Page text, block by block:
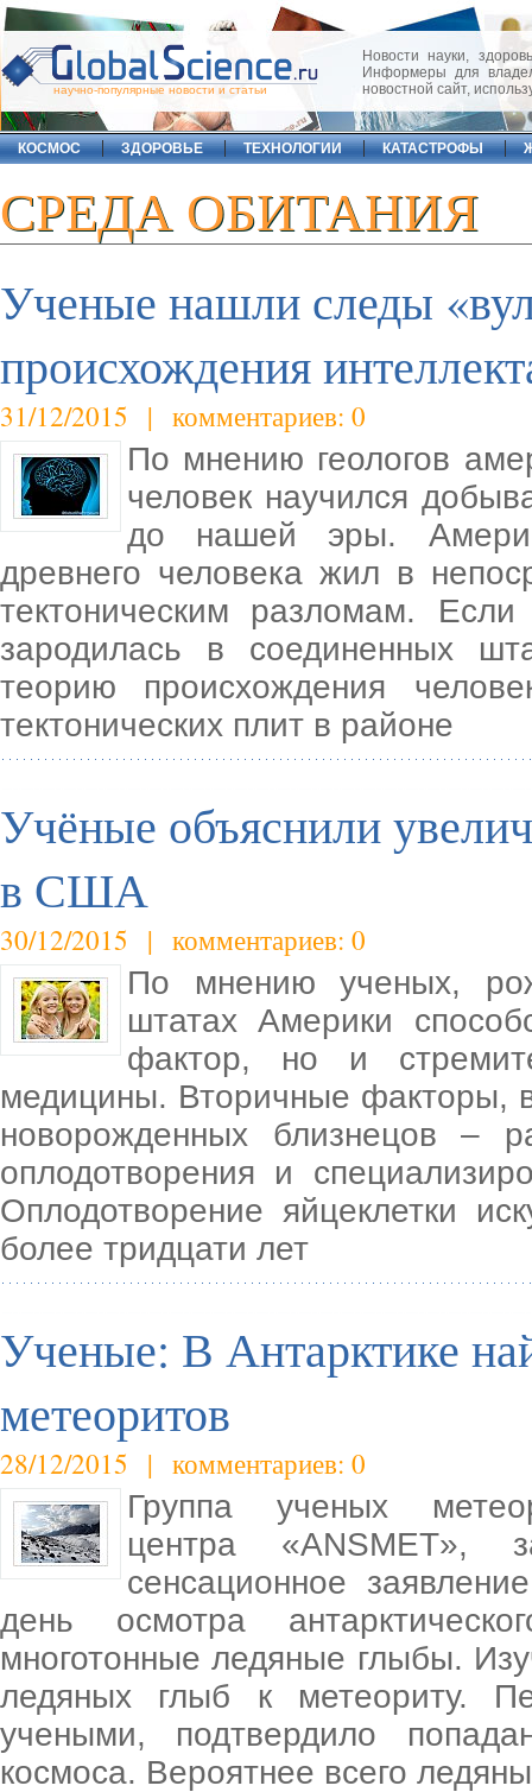
научно-популярные новости и статьи
Новости науки,
Информеры для
новостной сайт,
КОСМОС ЗДОРОВЬЕ ТЕХНОЛОГИИ КАТАСТРОФЫ
СРЕДА ОБИТАНИЯ
Ученые нашли следы
происхождения
31/12/2015 | комментариев: 0
По мнению геологов
человек научился
до нашей эры.
древнего человека жил в
тектоническим разломам.
зародилась в соединенных
теорию происхождения
тектонических плит в районе
Учёные объяснили
в США
30/12/2015 | комментариев: 0
По мнению ученых,
штатах Америки
фактор, но и
медицины. Вторичные факторы,
новорожденных близнецов –
оплодотворения и
Оплодотворение яйцеклетки
более тридцати лет
Ученые: В Антарктике
метеоритов
28/12/2015 | комментариев: 0
Группа ученых
центра «ANSMET»,
сенсационное
день осмотра
многотонные ледяные глыбы.
ледяных глыб к метеориту.
учеными, подтвердило
космоса. Вероятнее всего